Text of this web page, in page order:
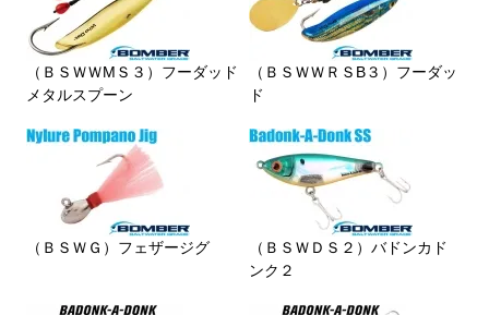
（ＢＳＷＷMＳ３）フーダッド
メタルスプーン
（ＢＳＷＷＲＳB３）フーダッ
ド
（ＢＳＷＧ）フェザージグ
（ＢＳＷＤＳ２）バドンカド
ンク２